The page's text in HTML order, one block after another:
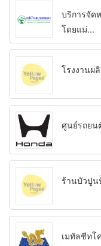
บริการจัด
โดยแม่...
โรงงานผ
ศูนย์รถยน
ร้านบัวปู
เมทัลชีทโ